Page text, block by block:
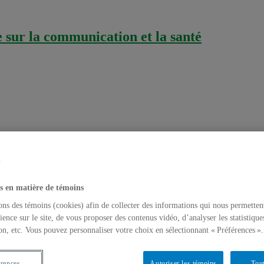
sur la communication et la santé
membre de ComSanté, pour l’obtention de la mention
artérielle
en matière de témoins
des témoins (cookies) afin de collecter des informations qui nous
sur le site, de vous proposer des contenus vidéo, d’analyser les
etc. Vous pouvez personnaliser votre choix en sélectionnant « Préférences ».